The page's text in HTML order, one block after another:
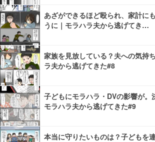
あざができるほど殴られ、家計に
うに｜モラハラ夫から逃げてき…
家族を見放している？夫への気持
ラ夫から逃げてきた#8
子どもにモラハラ・DVの影響が。
モラハラ夫から逃げてきた#9
本当に守りたいものは？子どもを